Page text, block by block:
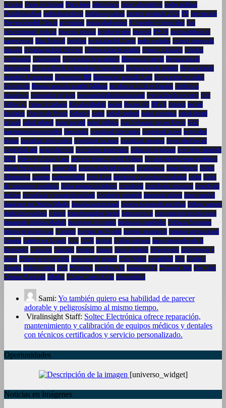
africana Picos de Europa Placa base placas base poder adquisitivo poder político
Policlínica Alen polémica política política española política española 2026 PP prevención
Prevención del Cáncer privacidad privacidad online Privacidad y Seguridad Pro
procedimiento judicial proceso judicial productividad protesta PSOE quebrantahuesos
ransomware Real Madrid reciclaje recitación del Corán redes sociales reducir tiempo de
pantalla reforma judicial Sánchez refrigeración de portátil regreso a España relación
sentimental rentabilidad Reparacion de portátiles Reparación Apple Reparación de
impresoras Reparación de ordenadores Fuengirola Reparación de portátil Reparación de
portátiles Fuengirola Reparación HP Reparación pantalla Acer Reparación portátiles
Fuengirola Reparar pantalla portátil Málaga residencia fiscal en España resiliencia
resistencia resolución del juez responsabilidad institucional revelación de secretos Rey
Felipe VI ritmo circadiano Rosalía Madrid router Router 4G RTVE ruptura récord
histórico récords de Messi Sabadell salud salud cerebral salud digestiva salud digital
infantil salud infantil salud mental salud pública San Sebastián de los Reyes SAT
mantenimiento portátiles Seguridad seguridad cibernética seguridad de red seguridad
digital seguridad informática seguridad nacional seguridad regional Seguridad Social
seguridad vial seguridad wifi selecciones nacionales selección argentina selección española
SEO Servicio técnico Asus servicio técnico dental Málaga Servicio técnico para portátiles
Silvia Intxaurrondo sinceridad sistema judicial español smartphone Smartphones Soltec
Electrónica soporte sostenibilidad Stop-Loss síndrome de abstinencia digital tablet Taller
de reparación portátiles Taller reparación tablets tecnología tecnología educativa tecnología
médica tecnología y desarrollo infantil televisión española tendencia alcista tenis español
tensiones en Oriente Medio tensión institucional tiempo de pantalla en niños trabajo remoto
tradición española trading transformación digital transparencia transparencia institucional
transporte público Madrid trastornos del sueño tribunales españoles Tribunal Supremo
tráfico de influencias Turismo turismo en España turismo en madrid turismo internacional
España turistas en España UCI UCO unidad Unión Europea uso responsable de la
tecnología Usuarios Valencia vecinos verano vida saludable videojuegos videojuegos y
niños Videos de reparación violencia de género Vito Quiles volatilidad Vox Vuelta a
España vídeos cortos Wifi Windows windows 10 Windows 11 Yolanda Díaz YouTube
Zohran Mamdani Ábalos Álvaro García Ortiz ética política
Sami: Yo también quiero esa habilidad de parecer
adorable y peligrosísimo al mismo tiempo.
Viralinsight Staff: Soltec Electrónica ofrece reparación,
mantenimiento y calibración de equipos médicos y dentales
con técnicos certificados y servicio personalizado.
Oportunidades
[universo_widget]
Noticias en Imágenes